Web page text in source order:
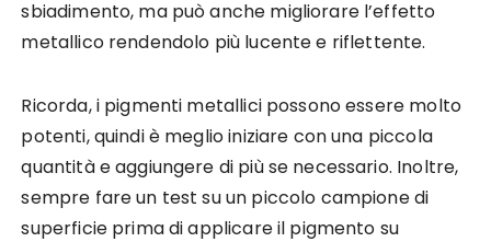
sbiadimento, ma può anche migliorare l’effetto
metallico rendendolo più lucente e riflettente.
Ricorda, i pigmenti metallici possono essere molto
potenti, quindi è meglio iniziare con una piccola
quantità e aggiungere di più se necessario. Inoltre,
sempre fare un test su un piccolo campione di
superficie prima di applicare il pigmento su